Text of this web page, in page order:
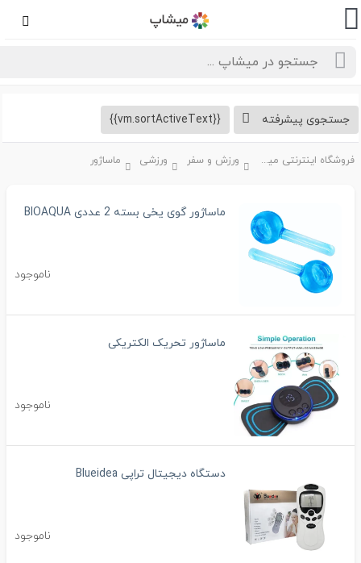
پیشرفته
فروشگاه اینترنتی میشاپ ورزش و سفر ورزشی ماساژور
ماساژور گوی یخی بسته 2 عددی BIOAQUA
ناموجود
ماساژور تحریک الکتریکی
ناموجود
دستگاه دیجیتال تراپی Blueidea
ناموجود